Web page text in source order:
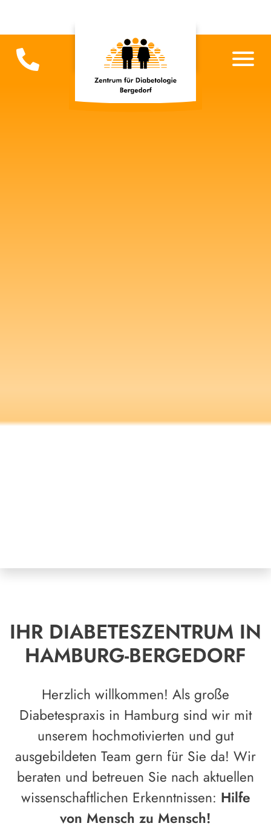
IHR DIABETESZENTRUM IN
HAMBURG-BERGEDORF
Herzlich willkommen! Als große
Diabetespraxis in Hamburg sind wir mit
unserem hochmotivierten und gut
ausgebildeten Team gern für Sie da! Wir
beraten und betreuen Sie nach aktuellen
wissenschaftlichen Erkenntnissen: Hilfe
von Mensch zu Mensch!